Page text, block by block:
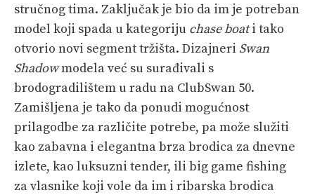
stručnog tima. Zaključak je bio da im je potreban
model koji spada u kategoriju chase boati tako
otvorio novi segment tržišta. Dizajneri Swan
Shadowmodela već su surađivali s
brodogradilištem u radu na ClubSwan 50.
Zamišljena je tako da ponudi mogućnost
prilagodbe za različite potrebe, pa može služiti
kao zabavna i elegantna brza brodica za dnevne
izlete, kao luksuzni tender, ili big game fishing
za vlasnike koji vole da im i ribarska brodica